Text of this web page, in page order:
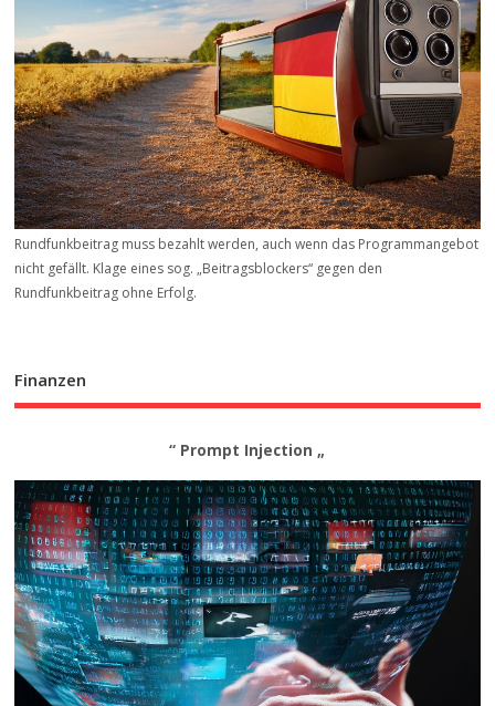
Rundfunkbeitrag muss bezahlt werden, auch wenn das Programmangebot
nicht gefällt. Klage eines sog. „Beitrags­blockers“ gegen den
Rundfunkbeitrag ohne Erfolg.
Finanzen
“ Prompt Injection „